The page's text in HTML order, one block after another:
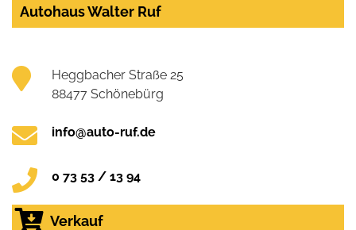
Autohaus Walter Ruf
Heggbacher Straße 25
88477 Schönebürg
info@auto-ruf.de
0 73 53 / 13 94
Verkauf